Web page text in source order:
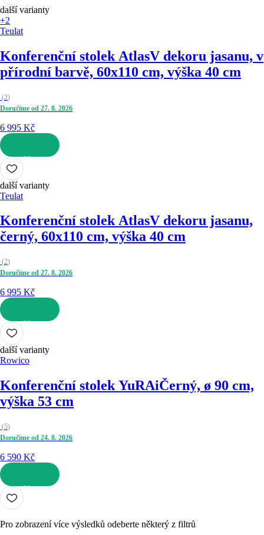
další varianty
+2
Teulat
Konferenční stolek AtlasV dekoru jasanu, v
přírodní barvě, 60x110 cm, výška 40 cm
(2)
Doručíme od 27. 8. 2026
6 995 Kč
DO KOŠÍKU
další varianty
Teulat
Konferenční stolek AtlasV dekoru jasanu,
černý, 60x110 cm, výška 40 cm
(2)
Doručíme od 27. 8. 2026
6 995 Kč
DO KOŠÍKU
další varianty
Rowico
Konferenční stolek YuRAiČerný, ø 90 cm,
výška 53 cm
(5)
Doručíme od 24. 8. 2026
6 590 Kč
DO KOŠÍKU
Pro zobrazení více výsledků odeberte některý z filtrů